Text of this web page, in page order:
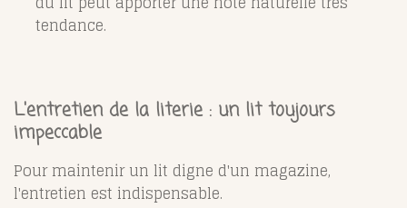
tendance.
L'entretien de la literie : un lit toujours
impeccable
Pour maintenir un lit digne d'un magazine,
l'entretien est indispensable.